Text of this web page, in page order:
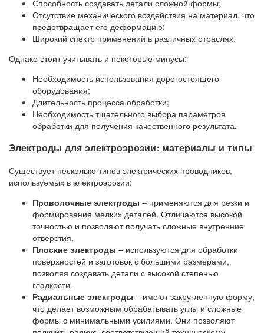
Способность создавать детали сложной формы;
Отсутствие механического воздействия на материал, что
предотвращает его деформацию;
Широкий спектр применений в различных отраслях.
Однако стоит учитывать и некоторые минусы:
Необходимость использования дорогостоящего
оборудования;
Длительность процесса обработки;
Необходимость тщательного выбора параметров
обработки для получения качественного результата.
Электроды для электроэрозии: материалы и типы
Существует несколько типов электрических проводников,
используемых в электроэрозии:
Проволочные электроды – применяются для резки и
формирования мелких деталей. Отличаются высокой
точностью и позволяют получать сложные внутренние
отверстия.
Плоские электроды – используются для обработки
поверхностей и заготовок с большими размерами,
позволяя создавать детали с высокой степенью
гладкости.
Радиальные электроды – имеют закругленную форму,
что делает возможным обрабатывать углы и сложные
формы с минимальными усилиями. Они позволяют